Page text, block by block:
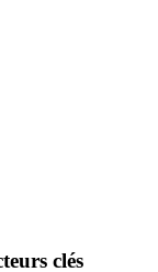
clés